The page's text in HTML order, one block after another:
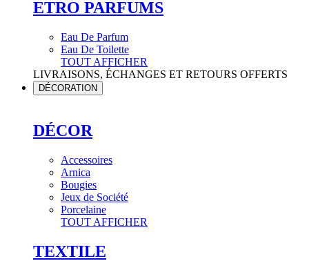
ETRO PARFUMS
Eau De Parfum
Eau De Toilette
TOUT AFFICHER
LIVRAISONS, ÉCHANGES ET RETOURS OFFERTS
DÉCORATION
DÉCOR
Accessoires
Arnica
Bougies
Jeux de Société
Porcelaine
TOUT AFFICHER
TEXTILE